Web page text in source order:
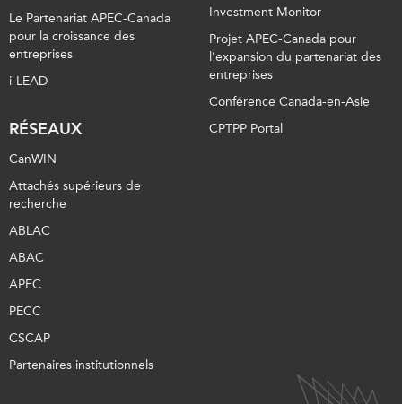
Le Partenariat APEC-Canada
pour la croissance des
entreprises
i-LEAD
RÉSEAUX
CanWIN
Attachés supérieurs de
recherche
ABLAC
ABAC
APEC
PECC
CSCAP
Partenaires institutionnels
Investment Monitor
Projet APEC-Canada pour
l’expansion du partenariat des
entreprises
Conférence Canada-en-Asie
CPTPP Portal